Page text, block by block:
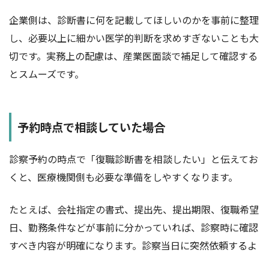
企業側は、診断書に何を記載してほしいのかを事前に整理
し、必要以上に細かい医学的判断を求めすぎないことも大
切です。実務上の配慮は、産業医面談で補足して確認する
とスムーズです。
予約時点で相談していた場合
診察予約の時点で「復職診断書を相談したい」と伝えてお
くと、医療機関側も必要な準備をしやすくなります。
たとえば、会社指定の書式、提出先、提出期限、復職希望
日、勤務条件などが事前に分かっていれば、診察時に確認
すべき内容が明確になります。診察当日に突然依頼するよ